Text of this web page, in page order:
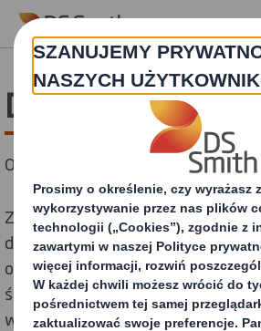
Skip to main content
Dbałość o
Opakowania, które pomagają dbać
Zrównoważony rozwój ma coraz
decyzje zakupowe konsumentów.
oczekiwanie, że firmy będą
środowisko i tam, gdzie jest to
warunki dla ludzi i planety.